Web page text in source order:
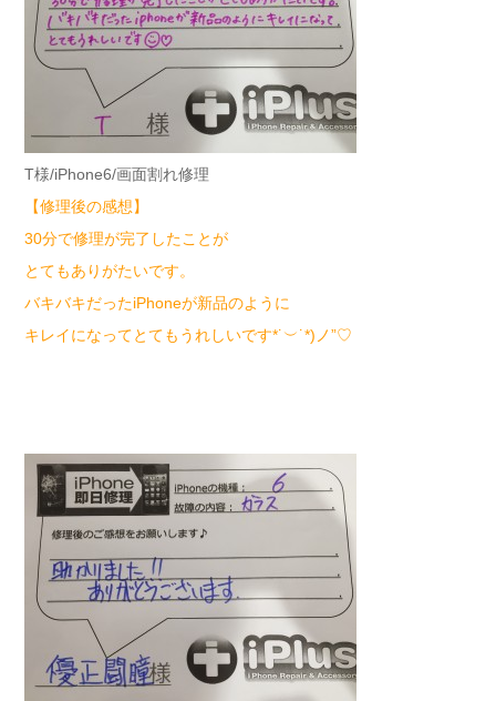
T様/iPhone6/画面割れ修理
【修理後の感想】
30分で修理が完了したことが
とてもありがたいです。
バキバキだったiPhoneが新品のように
キレイになってとてもうれしいです*˙︶˙*)ノ”♡